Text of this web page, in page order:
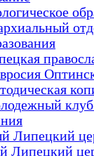
клуб
Липецкий
Липецкий